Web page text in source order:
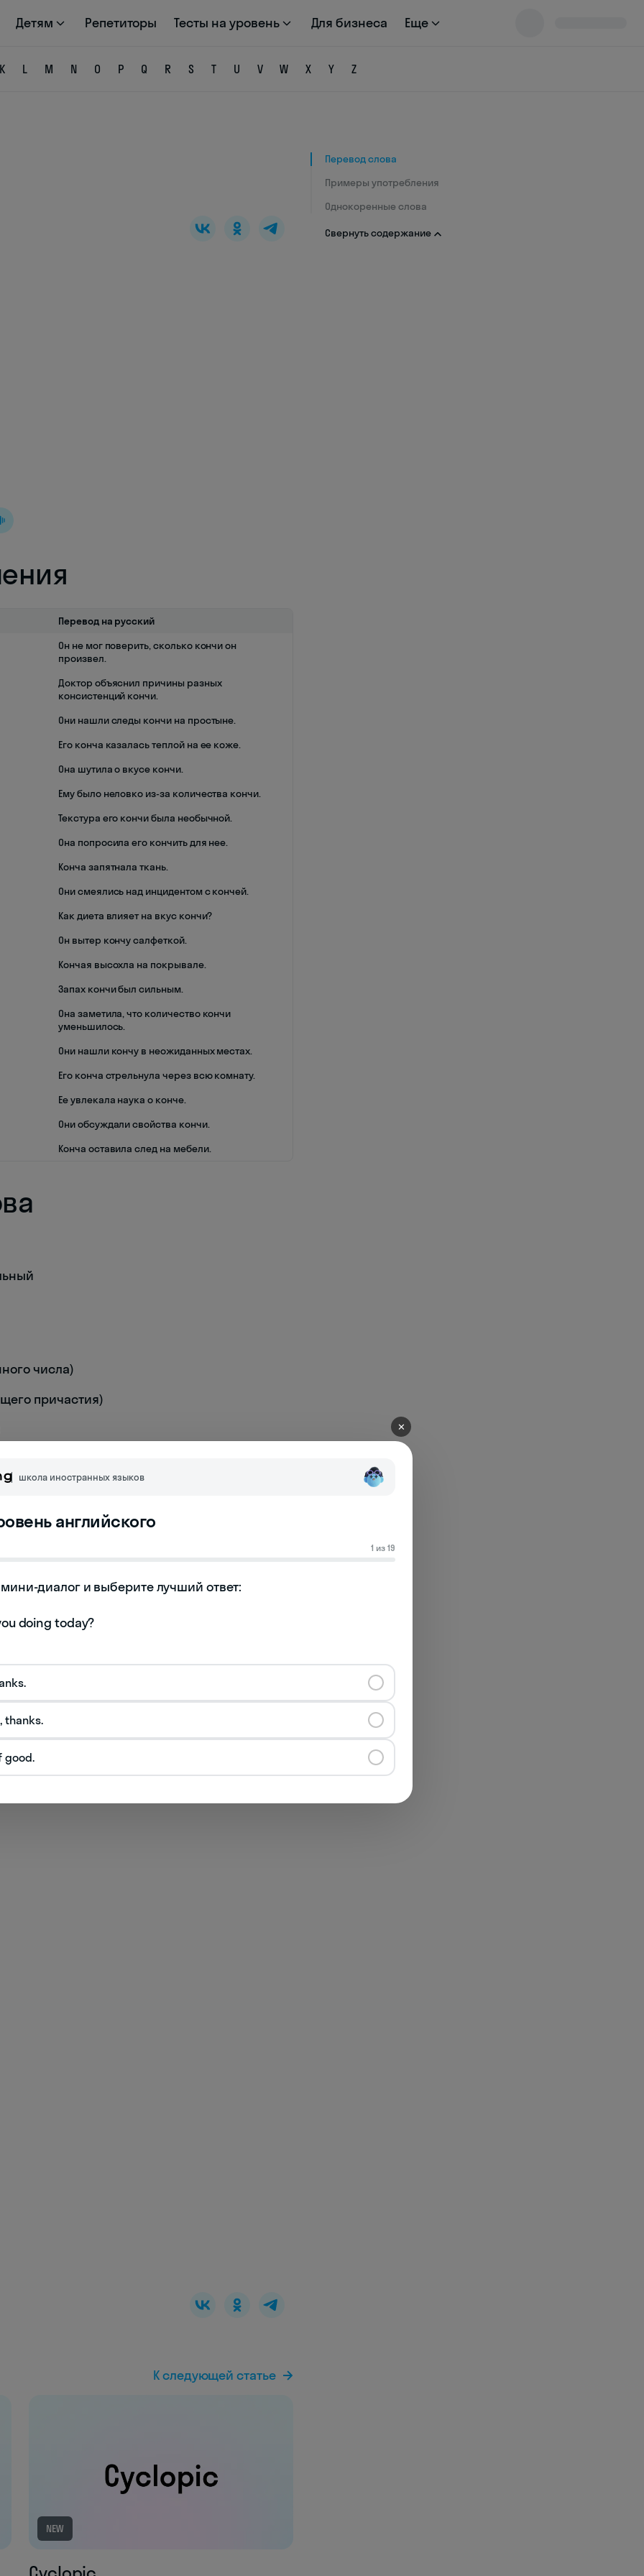
Детям Репетиторы Тесты на уровень Для бизнеса Еще
K L M N O P Q R S T U V W X Y Z
Перевод на русский
Он не мог поверить, сколько кончи он
произвел.
Доктор объяснил причины разных
консистенций кончи.
Они нашли следы кончи на простыне.
Его конча казалась теплой на ее коже.
Она шутила о вкусе кончи.
Ему было неловко из-за количества кончи.
Текстура его кончи была необычной.
Она попросила его кончить для нее.
Конча запятнала ткань.
Они смеялись над инцидентом с кончей.
Как диета влияет на вкус кончи?
Он вытер кончу салфеткой.
Кончая высохла на покрывале.
Запах кончи был сильным.
Она заметила, что количество кончи
уменьшилось.
Они нашли кончу в неожиданных местах.
Его конча стрельнула через всю комнату.
Ее увлекала наука о конче.
Они обсуждали свойства кончи.
Конча оставила след на мебели.
числа)
причастия)
К следующей статье
NEW
Перевод слова
Примеры употребления
Однокоренные слова
Свернуть содержание
✕
школа иностранных языков
английского
1 из 19
диалог и выберите лучший ответ:
thanks.
good.